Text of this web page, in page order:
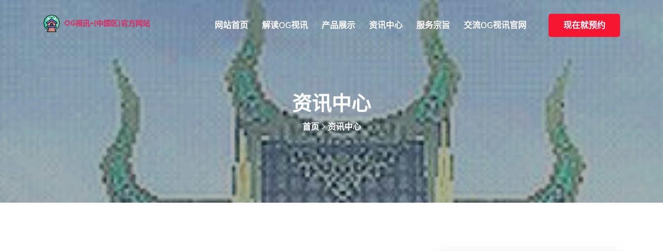
网站首页 解读OG视讯 产品展示 资讯中心 服务宗旨 交流OG视讯官网 现在就预约
资讯中心
首页 资讯中心